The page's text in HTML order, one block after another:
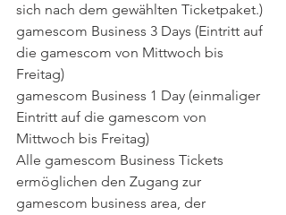
sich nach dem gewählten Ticketpaket.)
gamescom Business 3 Days (Eintritt auf
die gamescom von Mittwoch bis
Freitag)
gamescom Business 1 Day (einmaliger
Eintritt auf die gamescom von
Mittwoch bis Freitag)
Alle gamescom Business Tickets
ermöglichen den Zugang zur
gamescom business area, der